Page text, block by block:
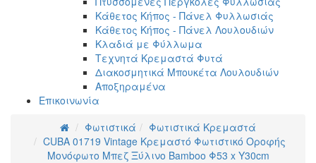
Κάθετος Κήπος - Πάνελ Φυλλωσιάς
Κάθετος Κήπος - Πάνελ Λουλουδιών
Κλαδιά με Φύλλωμα
Τεχνητά Κρεμαστά Φυτά
Διακοσμητικά Μπουκέτα Λουλουδιών
Αποξηραμένα
Επικοινωνία
Φωτιστικά
Φωτιστικά Κρεμαστά
CUBA 01719 Vintage Κρεμαστό Φωτιστικό Οροφής
Μονόφωτο Μπεζ Ξύλινο Bamboo Φ53 x Y30cm